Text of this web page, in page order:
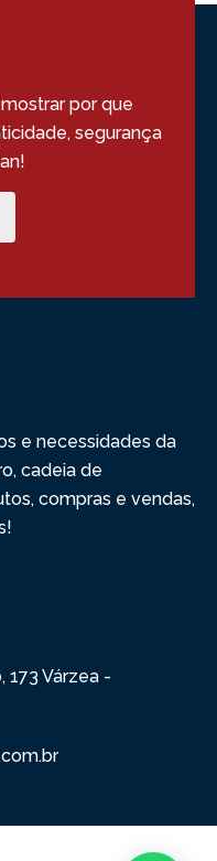
por que
segurança
e necessidades da
cadeia de
compras e vendas,
173 Várzea -